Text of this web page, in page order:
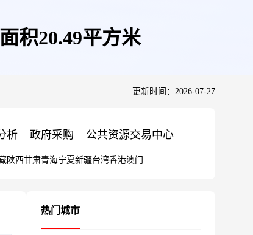
积20.49平方米
更新时间：2026-07-27
析 政府采购 公共资源交易中心
陕西甘肃青海宁夏新疆台湾香港澳门
热门城市